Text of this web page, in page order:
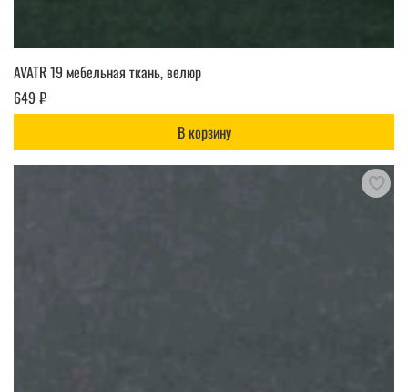
AVATR 19 мебельная ткань, велюр
649 ₽
В корзину